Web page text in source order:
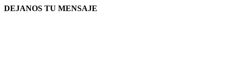
DEJANOS TU MENSAJE